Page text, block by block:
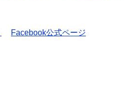
Facebook公式ページ